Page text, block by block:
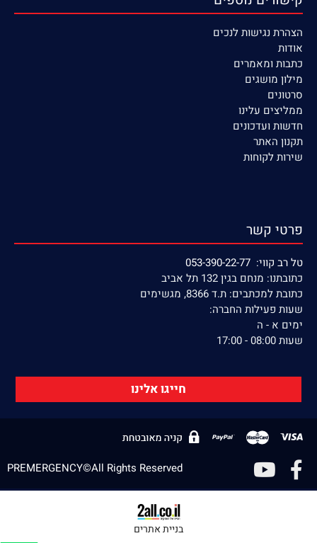
הצהרת נגישות לנכים
אודות
כתבות ומאמרים
מילון מושגים
סרטונים
ממליצים עלינו
חדשות ועדכונים
תקנון האתר
שירות לקוחות
פרטי קשר
טל רב קווי: 053-390-22-77
כתובתנו: מנחם בגין 132 תל אביב
כתובת למכתבים: ת.ד 8366, מגשימים
שעות פעילות החברה:
ימים א - ה
שעות 08:00 - 17:00
חייגו אלינו
PREMERGENCY©All Rights Reserved
בניית אתרים